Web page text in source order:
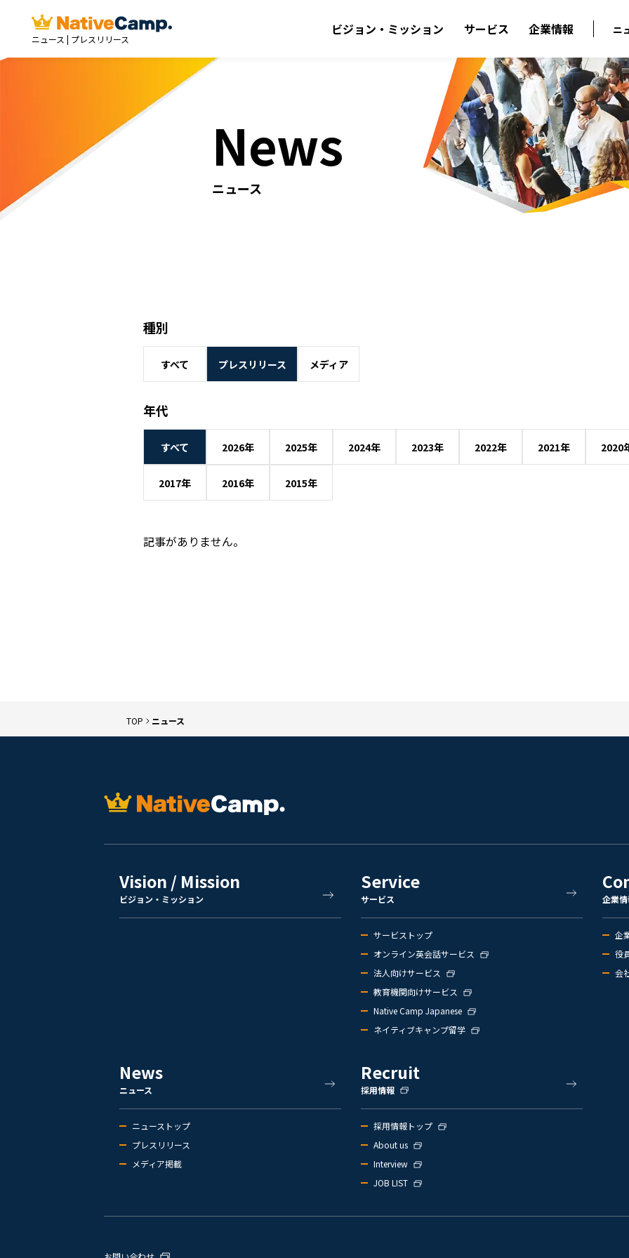
ニュース | プレスリリース
ビジョン・ミッション サービス 企業情報 ニ
News
ニュース
種別
すべて プレスリリース メディア
年代
すべて 2026年 2025年 2024年 2023年 2022年 2021年 2020
2017年 2016年 2015年
記事がありません。
TOP ニュース
Vision / Mission
ビジョン・ミッション
Service
サービス
サービストップ
オンライン英会話サービス
法人向けサービス
教育機関向けサービス
Native Camp Japanese
ネイティブキャンプ留学
企業
企
役
会
News
ニュース
ニューストップ
プレスリリース
メディア掲載
Recruit
採用情報
採用情報トップ
About us
Interview
JOB LIST